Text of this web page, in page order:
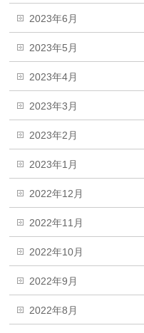
2023年6月
2023年5月
2023年4月
2023年3月
2023年2月
2023年1月
2022年12月
2022年11月
2022年10月
2022年9月
2022年8月